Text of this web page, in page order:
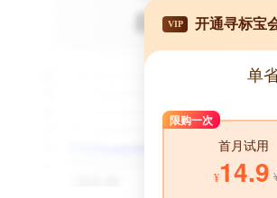
VIP 开通寻标宝
单
限购一次
首月试用
¥14.9